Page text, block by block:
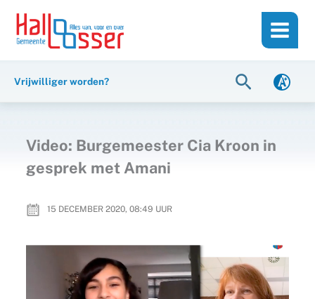
inhoud
naar
Vrijwilliger worden? Zoeken
Video: Burgemeester Cia Kroon in
gesprek met Amani
15 DECEMBER 2020, 08:49 UUR